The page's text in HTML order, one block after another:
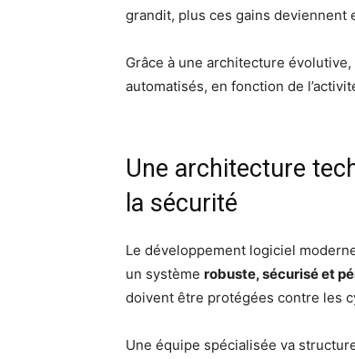
grandit, plus ces gains deviennent
Grâce à une architecture
automatisés, en fonction de
Une architecture
la sécurité
Le développement logiciel
un système robuste, sécurisé et
doivent être protégées contre les
Une équipe spécialisée va